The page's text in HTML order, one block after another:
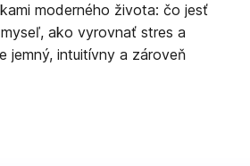
moderného života: čo jesť
ako vyrovnať stres a
jemný, intuitívny a zároveň